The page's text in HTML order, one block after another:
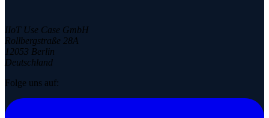
IIoT Use Case GmbH
Rollbergstraße 28A
12053 Berlin
Deutschland
Folge uns auf: